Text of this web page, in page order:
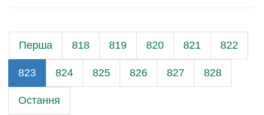
Перша 818 819 820 821 822
823 824 825 826 827 828
Остання